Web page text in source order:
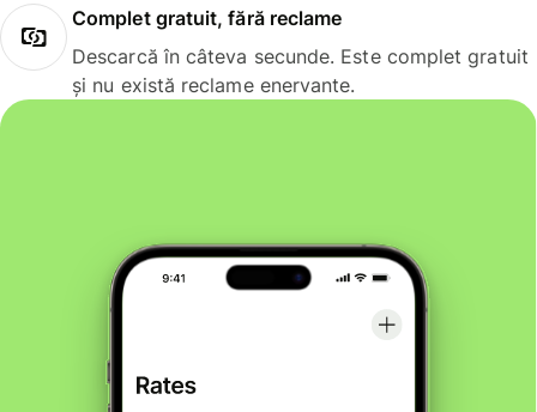
Complet gratuit, fără reclame
Descarcă în câteva secunde. Este complet gratuit
și nu există reclame enervante.